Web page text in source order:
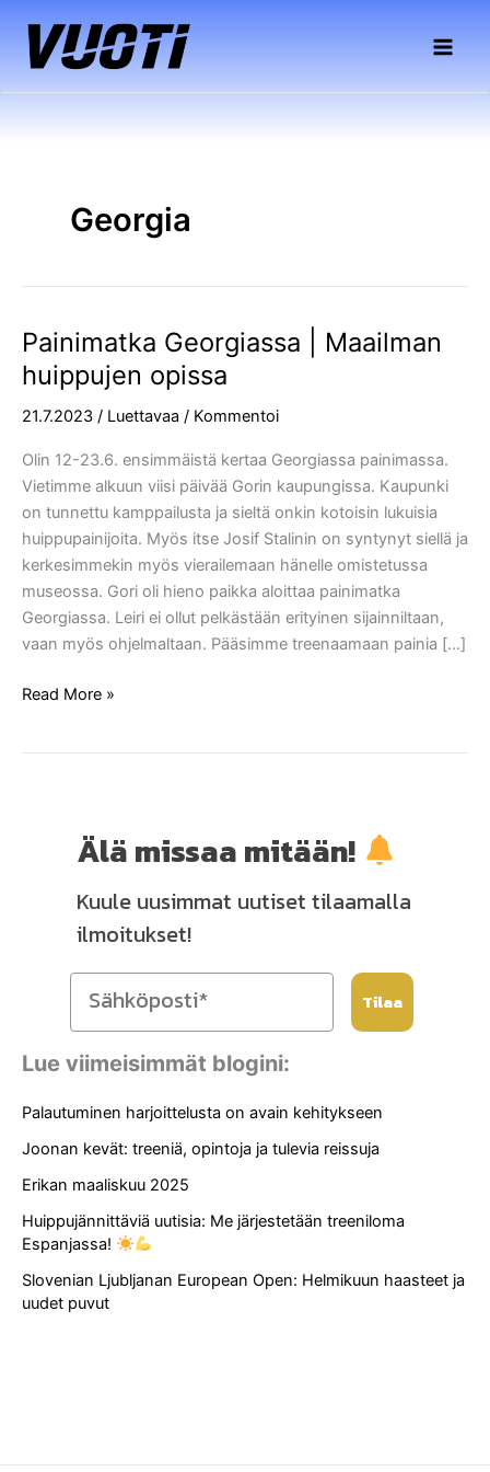
sisältöön
Georgia
Painimatka Georgiassa | Maailman
huippujen opissa
21.7.2023 / Luettavaa / Kommentoi
Olin 12-23.6. ensimmäistä kertaa Georgiassa painimassa.
Vietimme alkuun viisi päivää Gorin kaupungissa. Kaupunki
on tunnettu kamppailusta ja sieltä onkin kotoisin lukuisia
huippupainijoita. Myös itse Josif Stalinin on syntynyt siellä ja
kerkesimmekin myös vierailemaan hänelle omistetussa
museossa. Gori oli hieno paikka aloittaa painimatka
Georgiassa. Leiri ei ollut pelkästään erityinen sijainniltaan,
vaan myös ohjelmaltaan. Pääsimme treenaamaan painia […]
Painimatka
Georgiassa
|
Maailman
opissa
Read More »
Älä missaa mitään!
Kuule uusimmat uutiset tilaamalla
ilmoitukset!
Tilaa
Lue viimeisimmät blogini:
Palautuminen harjoittelusta on avain kehitykseen
Joonan kevät: treeniä, opintoja ja tulevia reissuja
Erikan maaliskuu 2025
Huippujännittäviä uutisia: Me järjestetään treeniloma
Espanjassa!
Slovenian Ljubljanan European Open: Helmikuun haasteet ja
uudet puvut